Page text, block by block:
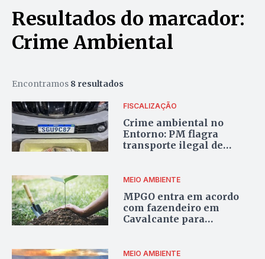
Resultados do marcador:
Crime Ambiental
Encontramos 8 resultados
FISCALIZAÇÃO
Crime ambiental no
Entorno: PM flagra
transporte ilegal de
MEIO AMBIENTE
MPGO entra em acordo
com fazendeiro em
Cavalcante para
MEIO AMBIENTE